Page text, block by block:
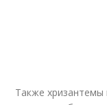
Также хризантемы